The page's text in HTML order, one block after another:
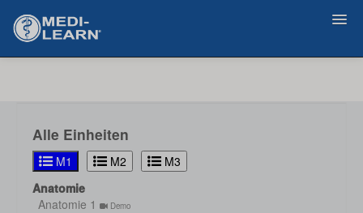
Alle Einheiten
M1 M2
M3
Anatomie
Anatomie 1
Demo